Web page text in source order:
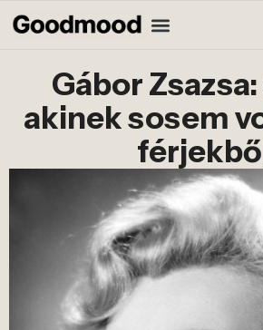
Gábor
akinek sosem